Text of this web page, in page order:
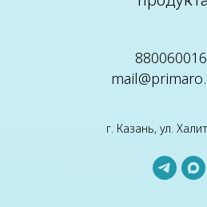
г. Казань, ул.